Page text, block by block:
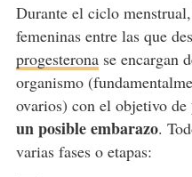
Durante el ciclo
femeninas entre las que
progesteronase encargan
organismo
ovarios) con el objetivo de
un posible embarazo.
varias fases o etapas: